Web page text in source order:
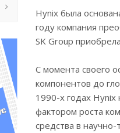
Hynix была
году компания
SK Group
С момента своего
компонентов до
1990-х годах Hynix
фактором роста
средства в